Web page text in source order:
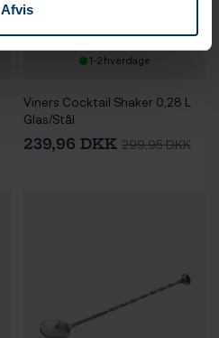
Afvis
1-2 hverdage
Viners Cocktail Shaker 0,28 L
Glas/Stål
239,96 DKK 299,95 DKK